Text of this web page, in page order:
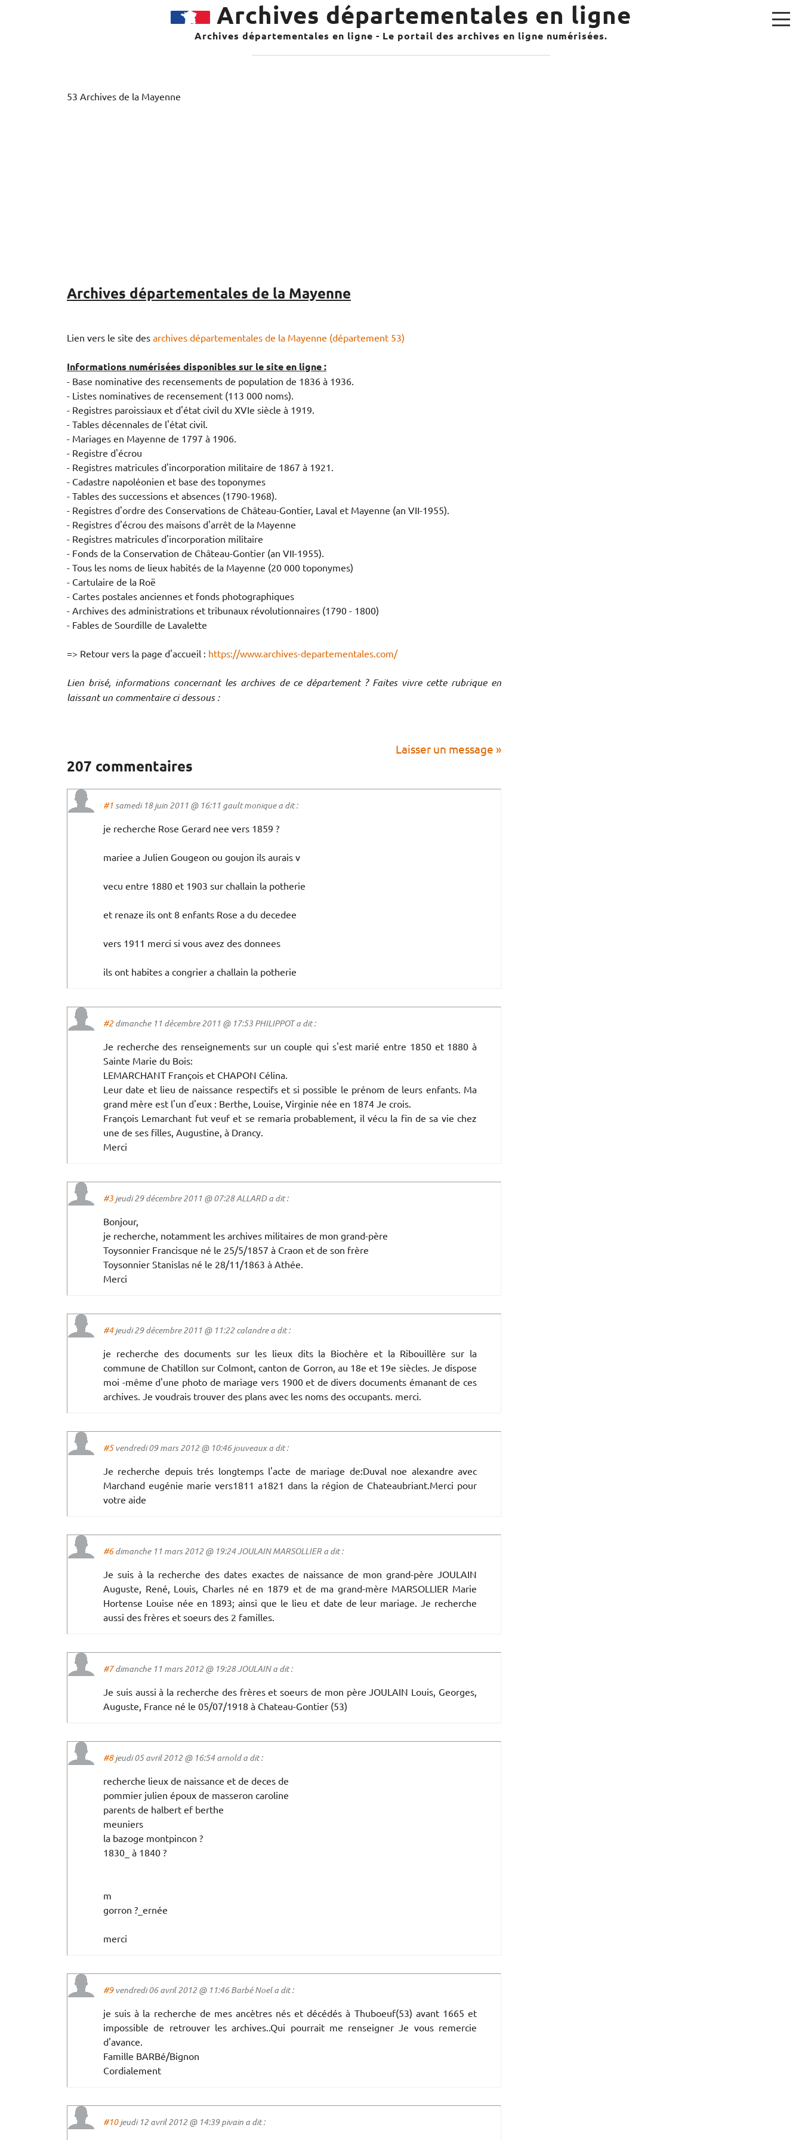
Archives départementales en ligne
Archives départementales en ligne - Le portail des archives en ligne numérisées.
53 Archives de la Mayenne
Archives départementales de la Mayenne
Lien vers le site des archives départementales de la Mayenne (département 53)
Informations numérisées disponibles sur le site en ligne :
- Base nominative des recensements de population de 1836 à 1936.
- Listes nominatives de recensement (113 000 noms).
- Registres paroissiaux et d'état civil du XVIe siècle à 1919.
- Tables décennales de l'état civil.
- Mariages en Mayenne de 1797 à 1906.
- Registre d'écrou
- Registres matricules d'incorporation militaire de 1867 à 1921.
- Cadastre napoléonien et base des toponymes
- Tables des successions et absences (1790-1968).
- Registres d'ordre des Conservations de Château-Gontier, Laval et Mayenne (an VII-1955).
- Registres d'écrou des maisons d'arrêt de la Mayenne
- Registres matricules d'incorporation militaire
- Fonds de la Conservation de Château-Gontier (an VII-1955).
- Tous les noms de lieux habités de la Mayenne (20 000 toponymes)
- Cartulaire de la Roë
- Cartes postales anciennes et fonds photographiques
- Archives des administrations et tribunaux révolutionnaires (1790 - 1800)
- Fables de Sourdille de Lavalette
=> Retour vers la page d'accueil : https://www.archives-departementales.com/
Lien brisé, informations concernant les archives de ce département ? Faites vivre cette rubrique en
laissant un commentaire ci dessous :
Laisser un message »
207 commentaires
#1 samedi 18 juin 2011 @ 16:11 gault monique a dit :
je recherche Rose Gerard nee vers 1859 ?
mariee a Julien Gougeon ou goujon ils aurais v
vecu entre 1880 et 1903 sur challain la potherie
et renaze ils ont 8 enfants Rose a du decedee
vers 1911 merci si vous avez des donnees
ils ont habites a congrier a challain la potherie
#2dimanche 11 décembre 2011 @ 17:53 PHILIPPOT a dit :
Je recherche des renseignements sur un couple qui s'est marié entre 1850 et 1880 à
Sainte Marie du Bois:
LEMARCHANT François et CHAPON Célina.
Leur date et lieu de naissance respectifs et si possible le prénom de leurs enfants. Ma
grand mère est l'un d'eux : Berthe, Louise, Virginie née en 1874 Je crois.
François Lemarchant fut veuf et se remaria probablement, il vécu la fin de sa vie chez
une de ses filles, Augustine, à Drancy.
Merci
#3 jeudi 29 décembre 2011 @ 07:28 ALLARD a dit :
Bonjour,
je recherche, notamment les archives militaires de mon grand-père
Toysonnier Francisque né le 25/5/1857 à Craon et de son frère
Toysonnier Stanislas né le 28/11/1863 à Athée.
Merci
#4jeudi 29 décembre 2011 @ 11:22 calandre a dit :
je recherche des documents sur les lieux dits la Biochère et la Ribouillère sur la
commune de Chatillon sur Colmont, canton de Gorron, au 18e et 19e siècles. Je dispose
moi -même d'une photo de mariage vers 1900 et de divers documents émanant de ces
archives. Je voudrais trouver des plans avec les noms des occupants. merci.
#5vendredi 09 mars 2012 @ 10:46 jouveaux a dit :
Je recherche depuis trés longtemps l'acte de mariage de:Duval noe alexandre avec
Marchand eugénie marie vers1811 a1821 dans la région de Chateaubriant.Merci pour
votre aide
#6dimanche 11 mars 2012 @ 19:24 JOULAIN MARSOLLIER a dit :
Je suis à la recherche des dates exactes de naissance de mon grand-père JOULAIN
Auguste, René, Louis, Charles né en 1879 et de ma grand-mère MARSOLLIER Marie
Hortense Louise née en 1893; ainsi que le lieu et date de leur mariage. Je recherche
aussi des frères et soeurs des 2 familles.
#7dimanche 11 mars 2012 @ 19:28 JOULAIN a dit :
Je suis aussi à la recherche des frères et soeurs de mon père JOULAIN Louis, Georges,
Auguste, France né le 05/07/1918 à Chateau-Gontier (53)
#8jeudi 05 avril 2012 @ 16:54 arnold a dit :
recherche lieux de naissance et de deces de
pommier julien époux de masseron caroline
parents de halbert ef berthe
meuniers
la bazoge montpincon ?
1830_ à 1840 ?
m
gorron ?_ernée
merci
#9vendredi 06 avril 2012 @ 11:46 Barbé Noel a dit :
je suis à la recherche de mes ancètres nés et décédés à Thuboeuf(53) avant 1665 et
impossible de retrouver les archives..Qui pourrait me renseigner Je vous remercie
d'avance.
Famille BARBé/Bignon
Cordialement
#10jeudi 12 avril 2012 @ 14:39 pivain a dit :